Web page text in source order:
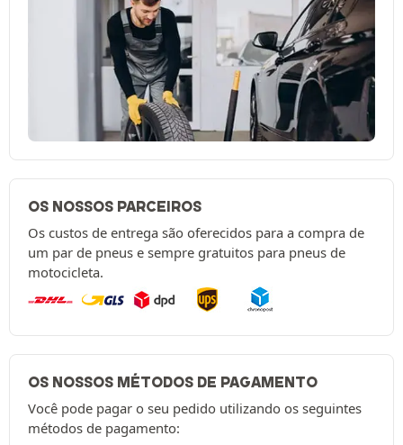
OS NOSSOS PARCEIROS
Os custos de entrega são oferecidos para a compra de
um par de pneus e sempre gratuitos para pneus de
motocicleta.
OS NOSSOS MÉTODOS DE PAGAMENTO
Você pode pagar o seu pedido utilizando os seguintes
métodos de pagamento: